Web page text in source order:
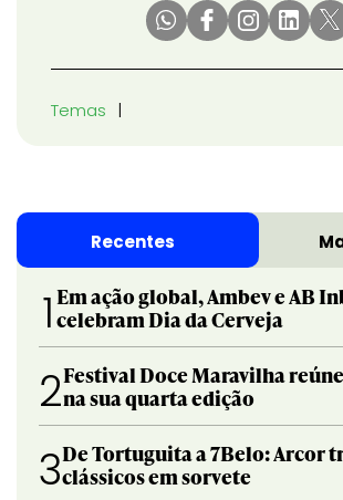
Temas
Recentes
1 Em ação global, Ambev e AB
celebram Dia da Cerveja
2Festival Doce Maravilha
na sua quarta edição
3De Tortuguita a 7Belo: Arcor
clássicos em sorvete